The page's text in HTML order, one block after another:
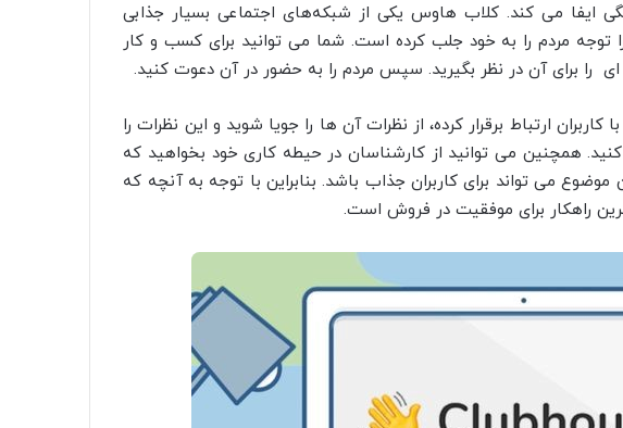
ایفا می‌ کند. کلاب هاوس یکی از شبکه‌های اجتماعی بسیار جذابی
توجه مردم را به خود جلب کرده است. شما می توانید برای کسب و کار
را برای آن در نظر بگیرید. سپس مردم را به حضور در آن دعوت کنید.
ارتباط برقرار کرده، از نظرات آن ها را جویا شوید و این نظرات را
همچنین می توانید از کارشناسان در حیطه کاری خود بخواهید که
می ‌تواند برای کاربران جذاب باشد. بنابراین با توجه به آنچه که
راهکار برای موفقیت در فروش است.